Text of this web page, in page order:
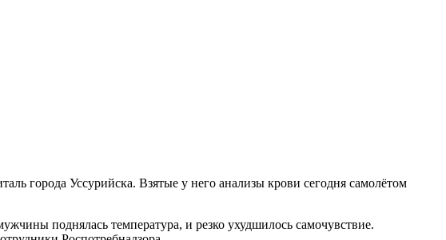
города Уссурийска. Взятые у него анализы крови сегодня самолётом
поднялась температура, и резко ухудшилось самочувствие.